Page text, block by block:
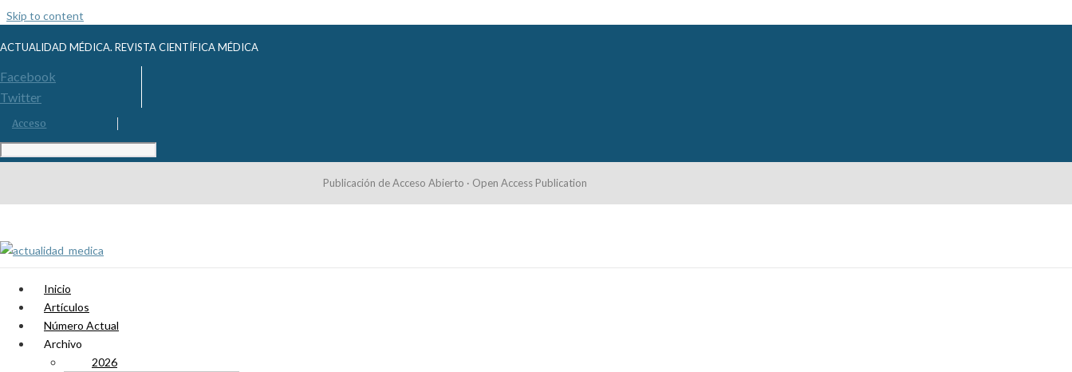
Skip to content
ACTUALIDAD MÉDICA. REVISTA CIENTÍFICA MÉDICA
Facebook
Twitter
Acceso
Publicación de Acceso Abierto · Open Access Publication
Inicio
Artículos
Número Actual
Archivo
2026